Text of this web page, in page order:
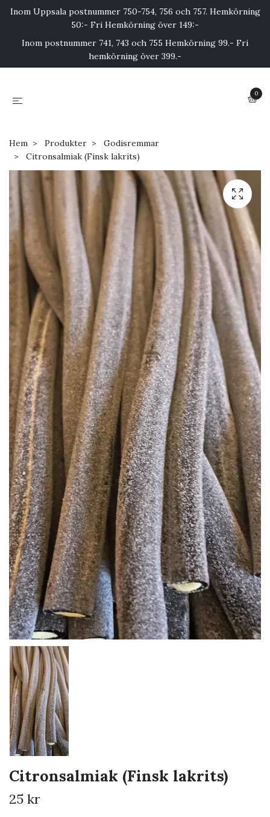
Inom Uppsala postnummer 750-754, 756 och 757. Hemkörning
50:- Fri Hemkörning över 149:-
Inom postnummer 741, 743 och 755 Hemkörning 99.- Fri
hemkörning över 399.-
0
Hem Produkter
Godisremmar
Citronsalmiak (Finsk lakrits)
Citronsalmiak (Finsk lakrits)
25 kr